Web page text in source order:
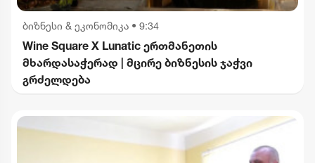
ბიზნესი & ეკონომიკა • 9:34
Wine Square X Lunatic ერთმანეთის
მხარდასაჭერად | მცირე ბიზნესის ჯაჭვი
გრძელდება